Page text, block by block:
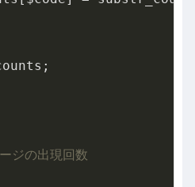
ジの出現回数